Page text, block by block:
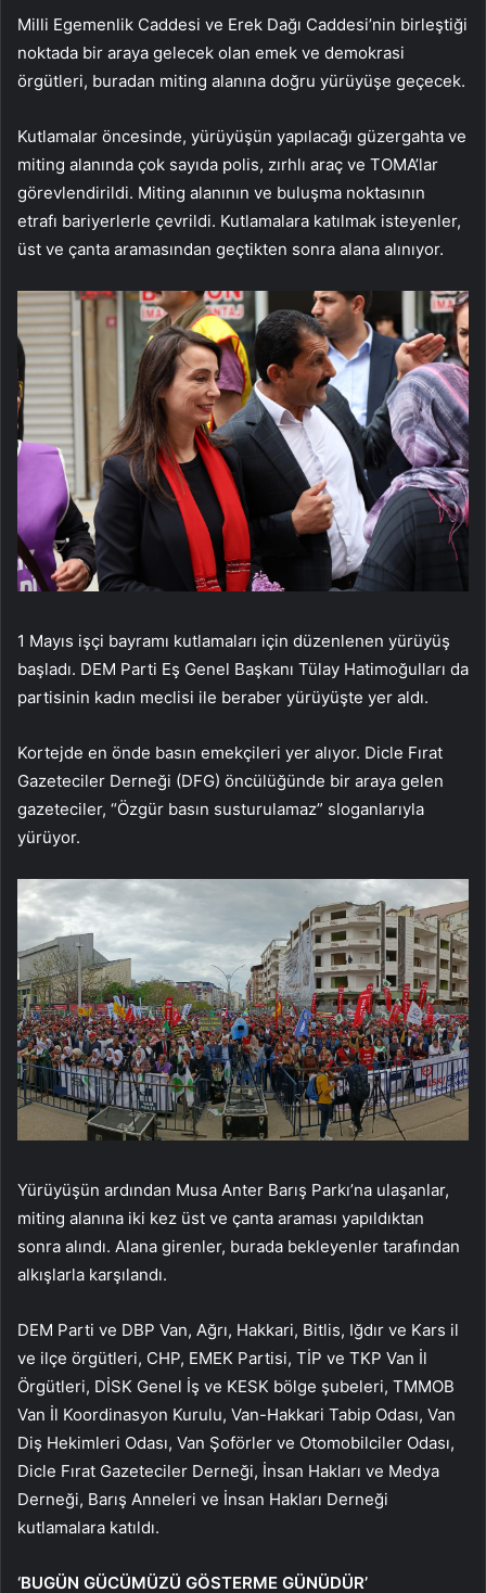
Milli Egemenlik Caddesi ve Erek Dağı Caddesi’nin birleştiği
noktada bir araya gelecek olan emek ve demokrasi
örgütleri, buradan miting alanına doğru yürüyüşe geçecek.
Kutlamalar öncesinde, yürüyüşün yapılacağı güzergahta ve
miting alanında çok sayıda polis, zırhlı araç ve TOMA’lar
görevlendirildi. Miting alanının ve buluşma noktasının
etrafı bariyerlerle çevrildi. Kutlamalara katılmak isteyenler,
üst ve çanta aramasından geçtikten sonra alana alınıyor.
1 Mayıs işçi bayramı kutlamaları için düzenlenen yürüyüş
başladı. DEM Parti Eş Genel Başkanı Tülay Hatimoğulları da
partisinin kadın meclisi ile beraber yürüyüşte yer aldı.
Kortejde en önde basın emekçileri yer alıyor. Dicle Fırat
Gazeteciler Derneği (DFG) öncülüğünde bir araya gelen
gazeteciler, “Özgür basın susturulamaz” sloganlarıyla
yürüyor.
Yürüyüşün ardından Musa Anter Barış Parkı’na ulaşanlar,
miting alanına iki kez üst ve çanta araması yapıldıktan
sonra alındı. Alana girenler, burada bekleyenler tarafından
alkışlarla karşılandı.
DEM Parti ve DBP Van, Ağrı, Hakkari, Bitlis, Iğdır ve Kars il
ve ilçe örgütleri, CHP, EMEK Partisi, TİP ve TKP Van İl
Örgütleri, DİSK Genel İş ve KESK bölge şubeleri, TMMOB
Van İl Koordinasyon Kurulu, Van-Hakkari Tabip Odası, Van
Diş Hekimleri Odası, Van Şoförler ve Otomobilciler Odası,
Dicle Fırat Gazeteciler Derneği, İnsan Hakları ve Medya
Derneği, Barış Anneleri ve İnsan Hakları Derneği
kutlamalara katıldı.
‘BUGÜN GÜCÜMÜZÜ GÖSTERME GÜNÜDÜR’